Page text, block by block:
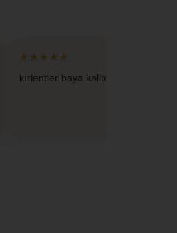
★★★★★
kırlentler baya kaliteliymis